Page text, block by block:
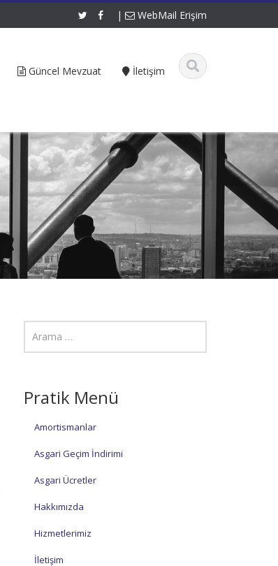
| WebMail Erişim
Güncel Mevzuat İletişim
Pratik Menü
Amortismanlar
Asgari Geçim İndirimi
Asgari Ücretler
Hakkımızda
Hizmetlerimiz
İletişim